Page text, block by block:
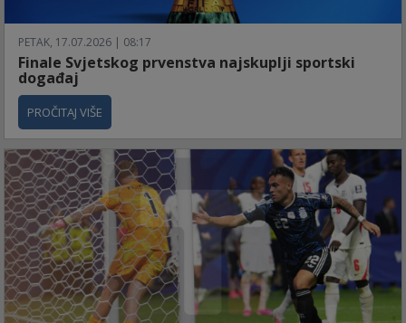
PETAK, 17.07.2026 | 08:17
Finale Svjetskog prvenstva najskuplji sportski
događaj
PROČITAJ VIŠE